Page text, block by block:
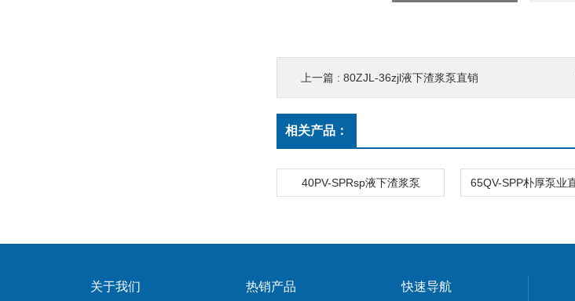
上一篇 : 80ZJL-36zjl液下渣浆泵直销
相关产品：
40PV-SPRsp液下渣浆泵
关于我们 热销产品 快速导航